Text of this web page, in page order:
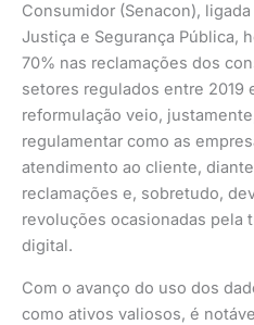
Consumidor (Senacon),
Justiça e Segurança Pública,
70% nas reclamações dos
setores regulados entre 2019
reformulação veio,
regulamentar como as
atendimento ao cliente,
reclamações e, sobretudo,
revoluções ocasionadas pela
digital.
Com o avanço do uso dos
como ativos valiosos, é